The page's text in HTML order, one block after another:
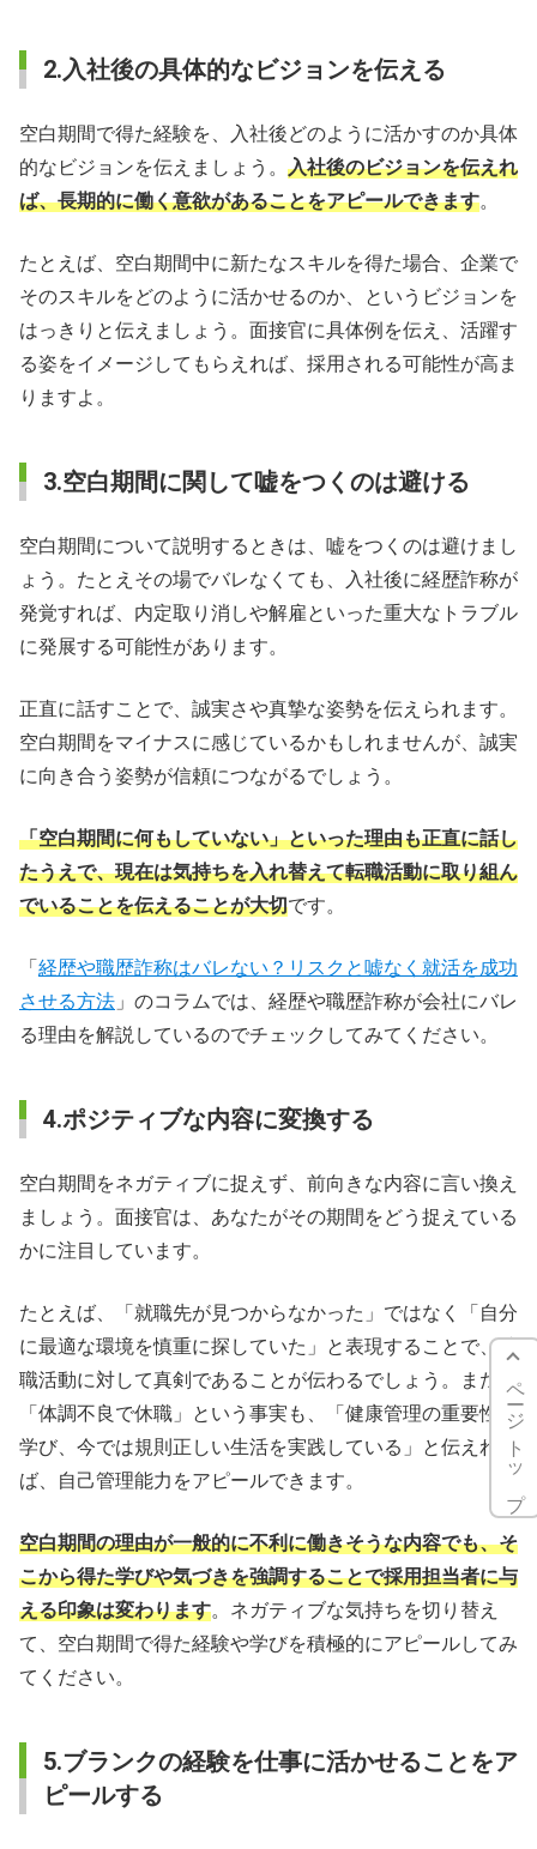
2.入社後の具体的なビジョンを伝える
空白期間で得た経験を、入社後どのように活かすのか具体
的なビジョンを伝えましょう。 入社後のビジョンを伝えれ
ば、長期的に働く意欲があることをアピールできます。
たとえば、空白期間中に新たなスキルを得た場合、企業で
そのスキルをどのように活かせるのか、というビジョンを
はっきりと伝えましょう。面接官に具体例を伝え、活躍す
る姿をイメージしてもらえれば、採用される可能性が高ま
りますよ。
3.空白期間に関して嘘をつくのは避ける
空白期間について説明するときは、嘘をつくのは避けまし
ょう。たとえその場でバレなくても、入社後に経歴詐称が
発覚すれば、内定取り消しや解雇といった重大なトラブル
に発展する可能性があります。
正直に話すことで、誠実さや真摯な姿勢を伝えられます。
空白期間をマイナスに感じているかもしれませんが、誠実
に向き合う姿勢が信頼につながるでしょう。
「空白期間に何もしていない」といった理由も正直に話し
たうえで、現在は気持ちを入れ替えて転職活動に取り組ん
でいることを伝えることが大切です。
「 経歴や職歴詐称はバレない？リスクと嘘なく就活を成功
させる方法 」のコラムでは、経歴や職歴詐称が会社にバレ
る理由を解説しているのでチェックしてみてください。
4.ポジティブな内容に変換する
空白期間をネガティブに捉えず、前向きな内容に言い換え
ましょう。面接官は、あなたがその期間をどう捉えている
かに注目しています。
たとえば、「就職先が見つからなかった」ではなく「自分
に最適な環境を慎重に探していた」と表現することで、就
職活動に対して真剣であることが伝わるでしょう。また、
「体調不良で休職」という事実も、「健康管理の重要性を
学び、今では規則正しい生活を実践している」と伝えれ
ば、自己管理能力をアピールできます。
空白期間の理由が一般的に不利に働きそうな内容でも、そ
こから得た学びや気づきを強調することで採用担当者に与
える印象は変わります。ネガティブな気持ちを切り替え
て、空白期間で得た経験や学びを積極的にアピールしてみ
てください。
5.ブランクの経験を仕事に活かせることをア
ピールする
ページトップ